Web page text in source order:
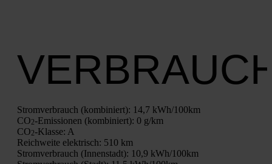
Strom­ver­brauch (kom­bi­niert): 14,7 kWh/100km
CO2-Emis­sio­nen (kom­bi­niert): 0 g/km
CO2-Klas­se: A
Reich­wei­te elek­trisch: 510 km
Strom­ver­brauch (Innen­stadt): 10,9 kWh/100km